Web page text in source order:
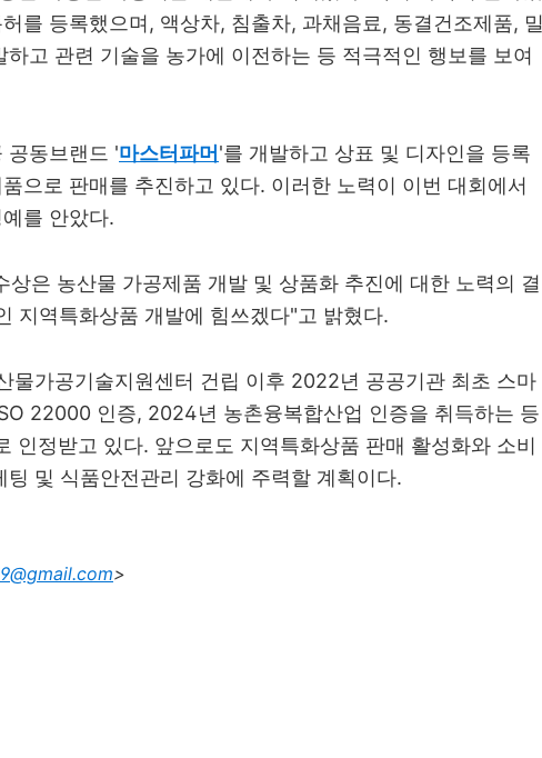
를 등록했으며, 액상차, 침출차, 과채음료, 동결건조제품, 밀
고 관련 기술을 농가에 이전하는 등 적극적인 행보를 보여
공동브랜드 '마스터파머 '를 개발하고 상표 및 디자인을 등록
으로 판매를 추진하고 있다. 이러한 노력이 이번 대회에서
를 안았다.
상은 농산물 가공제품 개발 및 상품화 추진에 대한 노력의 결
지역특화상품 개발에 힘쓰겠다"고 밝혔다.
물가공기술지원센터 건립 이후 2022년 공공기관 최초 스마
22000 인증, 2024년 농촌융복합산업 인증을 취득하는 등
인정받고 있다. 앞으로도 지역특화상품 판매 활성화와 소비
및 식품안전관리 강화에 주력할 계획이다.
>